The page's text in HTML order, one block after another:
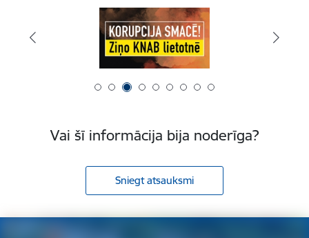
Vai šī informācija bija noderīga?
Sniegt atsauksmi